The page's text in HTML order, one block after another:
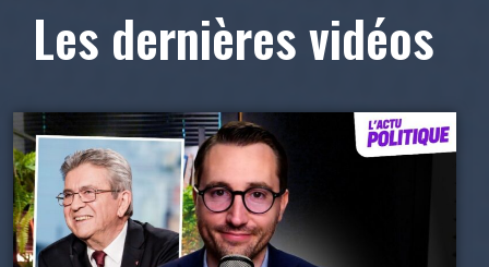
Les dernières vidéos